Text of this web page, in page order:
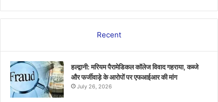
Recent
हल्द्वानी: मरियम पैरामेडिकल कॉलेज विवाद गहराया, कब्जे
और फर्जीवाड़े के आरोपों पर एफआईआर की मांग
July 26, 2026